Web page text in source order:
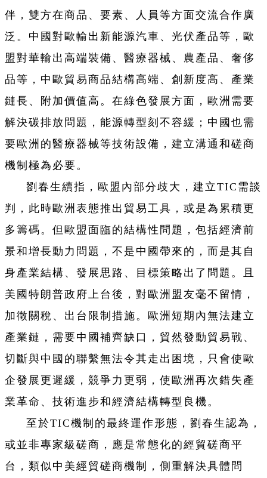
伴，雙方在商品、要素、人員等方面交流合作廣
泛。中國對歐輸出新能源汽車、光伏產品等，歐
盟對華輸出高端裝備、醫療器械、農產品、奢侈
品等，中歐貿易商品結構高端、創新度高、產業
鏈長、附加價值高。在綠色發展方面，歐洲需要
解決碳排放問題，能源轉型刻不容緩；中國也需
要歐洲的醫療器械等技術設備，建立溝通和磋商
機制極為必要。
劉春生續指，歐盟內部分歧大，建立TIC需談
判，此時歐洲表態推出貿易工具，或是為累積更
多籌碼。但歐盟面臨的結構性問題，包括經濟前
景和增長動力問題，不是中國帶來的，而是其自
身產業結構、發展思路、目標策略出了問題。且
美國特朗普政府上台後，對歐洲盟友毫不留情，
加徵關稅、出台限制措施。歐洲短期內無法建立
產業鏈，需要中國補齊缺口，貿然發動貿易戰、
切斷與中國的聯繫無法令其走出困境，只會使歐
企發展更遲緩，競爭力更弱，使歐洲再次錯失產
業革命、技術進步和經濟結構轉型良機。
至於TIC機制的最終運作形態，劉春生認為，
或並非專家級磋商，應是常態化的經貿磋商平
台，類似中美經貿磋商機制，側重解決具體問